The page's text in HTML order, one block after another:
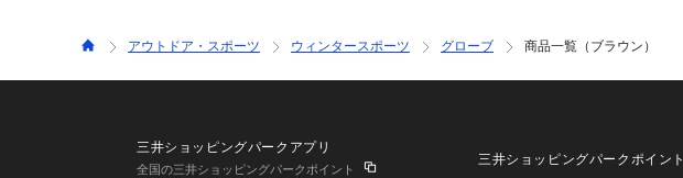
アウトドア・スポーツ ウィンタースポーツ グローブ 商品一覧（ブラウン）
三井ショッピングパークアプリ
全国の三井ショッピングパークポイント
三井ショッピングパークポイント